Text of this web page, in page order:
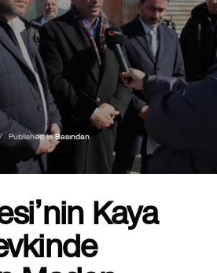
/ Published InBasından
Kaya